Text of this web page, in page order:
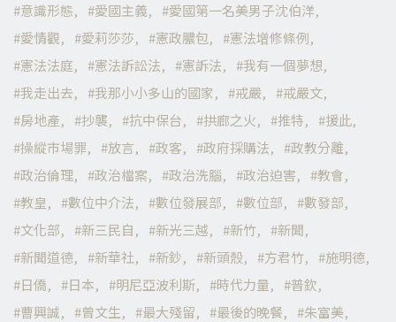
意識形態
愛國主義
愛國第一名美男子沈伯洋
愛情觀
愛莉莎莎 憲政膿包
憲法增修條例
憲法法庭
憲法訴訟法 憲訴法
我有一個夢想
我走出去
我那小小多山的國家 戒嚴
戒嚴文
房地產
抄襲 抗中保台 拱廊之火 推特
援此
操縱市場罪
放言 政客 政府採購法
政教分離
政治倫理
政治檔案 政治洗腦 政治迫害
教會
教皇
數位中介法 數位發展部 數位部
數發部
文化部
新三民自 新光三越 新竹
新聞
新聞道德
新華社 新鈔 新頭殼 方君竹
施明德
日僑
日本 明尼亞波利斯 時代力量
普欽
曹興誠
曾文生 最大殘留 最後的晚餐
朱富美